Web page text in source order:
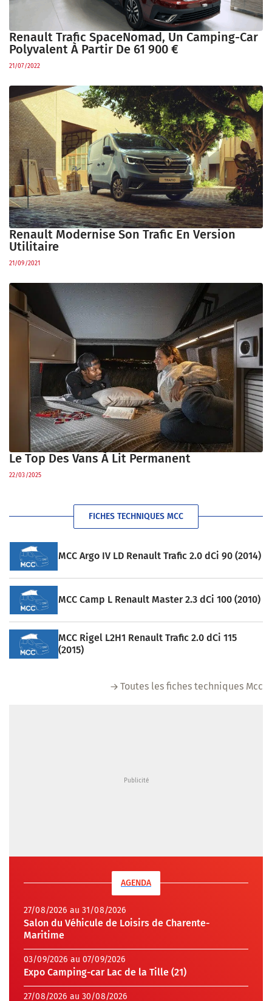
Renault Trafic SpaceNomad, Un Camping-Car
Polyvalent À Partir De 61 900 €
21/07/2022
Renault Modernise Son Trafic En Version
Utilitaire
21/09/2021
Le Top Des Vans À Lit Permanent
22/03/2025
FICHES TECHNIQUES MCC
MCC Argo IV LD Renault Trafic 2.0 dCi 90 (2014)
MCC Camp L Renault Master 2.3 dCi 100 (2010)
MCC Rigel L2H1 Renault Trafic 2.0 dCi 115
(2015)
Toutes les fiches techniques Mcc
AGENDA
27/08/2026 au 31/08/2026
Salon du Véhicule de Loisirs de Charente-
Maritime
03/09/2026 au 07/09/2026
Expo Camping-car Lac de la Tille (21)
27/08/2026 au 30/08/2026